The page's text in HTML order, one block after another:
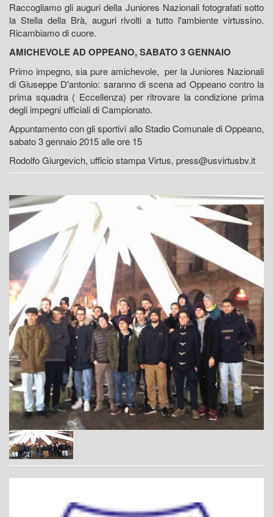
Raccogliamo gli auguri della Juniores Nazionali fotografati sotto
la Stella della Brà, auguri rivolti a tutto l'ambiente virtussino.
Ricambiamo di cuore.
AMICHEVOLE AD OPPEANO, SABATO 3 GENNAIO
Primo impegno, sia pure amichevole, per la Juniores Nazionali
di Giuseppe D'antonio: saranno di scena ad Oppeano contro la
prima squadra ( Eccellenza) per ritrovare la condizione prima
degli impegni ufficiali di Campionato.
Appuntamento con gli sportivi allo Stadio Comunale di Oppeano,
sabato 3 gennaio 2015 alle ore 15
Rodolfo Giurgevich, ufficio stampa Virtus, press@usvirtusbv.it